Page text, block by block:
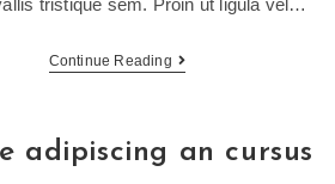
tristique sem. Proin ut ligula vel…
Continue Reading
adipiscing an cursus